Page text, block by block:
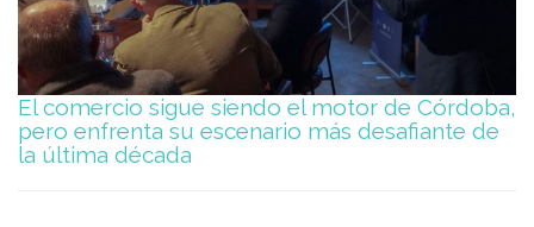
El comercio sigue siendo el motor de Córdoba,
pero enfrenta su escenario más desafiante de
la última década